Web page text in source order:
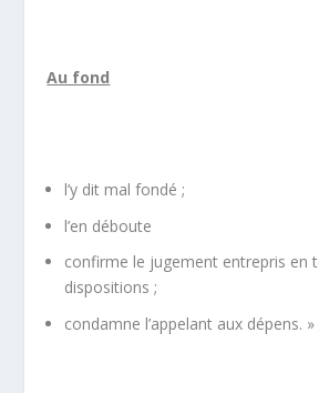
Au fond
l’y dit mal fondé ;
l’en déboute
confirme le jugement entrepris en
dispositions ;
condamne l’appelant aux dépens. »